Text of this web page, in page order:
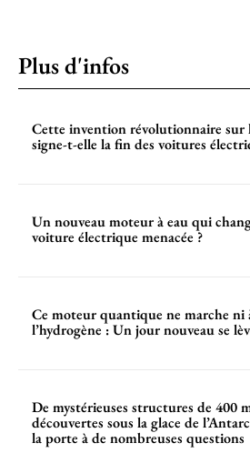
Plus d'infos
Cette invention révolutionnaire sur
signe-t-elle la fin des voitures
Un nouveau moteur à eau qui
voiture électrique menacée ?
Ce moteur quantique ne marche ni
l’hydrogène : Un jour nouveau se
De mystérieuses structures de 400
découvertes sous la glace de
la porte à de nombreuses questions